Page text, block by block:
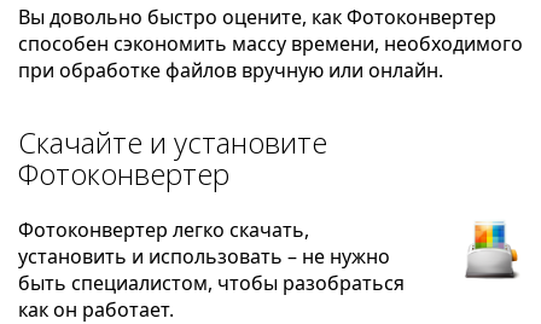
Вы довольно быстро оцените, как Фотоконвертер
способен сэкономить массу времени, необходимого
при обработке файлов вручную или онлайн.
Скачайте и установите
Фотоконвертер
Фотоконвертер легко скачать,
установить и использовать – не нужно
быть специалистом, чтобы разобраться
как он работает.